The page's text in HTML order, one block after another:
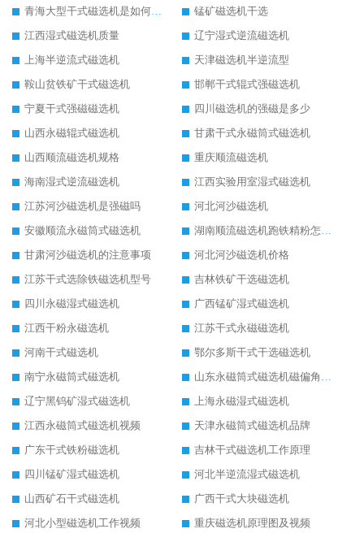
青海大型干式磁选机是如何选矿的
锰矿磁选机干选
江西湿式磁选机质量
辽宁湿式逆流磁选机
上海半逆流式磁选机
天津磁选机半逆流型
鞍山贫铁矿干式磁选机
邯郸干式辊式强磁选机
宁夏干式强磁磁选机
四川磁选机的强磁是多少
山西永磁辊式磁选机
甘肃干式永磁筒式磁选机
山西顺流磁选机规格
重庆顺流磁选机
海南湿式逆流磁选机
江西实验用室湿式磁选机
江苏河沙磁选机是强磁吗
河北河沙磁选机
安徽顺流永磁筒式磁选机
湖南顺流磁选机跑铁精粉怎么处理
甘肃河沙磁选机的注意事项
河北河沙磁选机价格
江苏干式选除铁磁选机型号
吉林铁矿干选磁选机
四川永磁湿式磁选机
广西锰矿湿式磁选机
江西干粉永磁选机
江苏干式永磁磁选机
河南干式磁选机
鄂尔多斯干式干选磁选机
南宁永磁筒式磁选机
山东永磁筒式磁选机磁偏角怎么调整
辽宁黑钨矿湿式磁选机
上海永磁湿式磁选机
江西永磁筒式磁选机视频
天津永磁筒式磁选机品牌
广东干式铁粉磁选机
吉林干式磁选机工作原理
四川锰矿湿式磁选机
河北半逆流湿式磁选机
山西矿石干式磁选机
广西干式大块磁选机
河北小型磁选机工作视频
重庆磁选机原理图及视频